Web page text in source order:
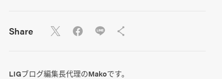
Share
LIGブログ編集長代理のMakoです。